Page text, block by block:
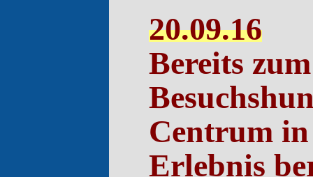
20.09.16
Bereits
Centrum
Erlebnis